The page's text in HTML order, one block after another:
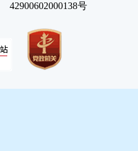
42900602000138号